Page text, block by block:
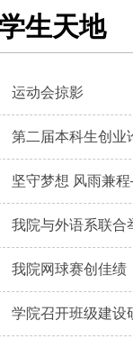
学生天地
运动会掠影
第二届本科生创业
坚守梦想 风雨兼
我院与外语系联合
我院网球赛创佳绩
学院召开班级建设